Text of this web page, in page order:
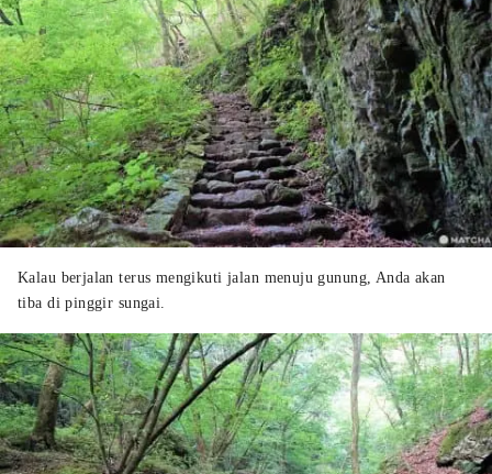
Kalau berjalan terus mengikuti jalan menuju gunung, Anda akan
tiba di pinggir sungai.